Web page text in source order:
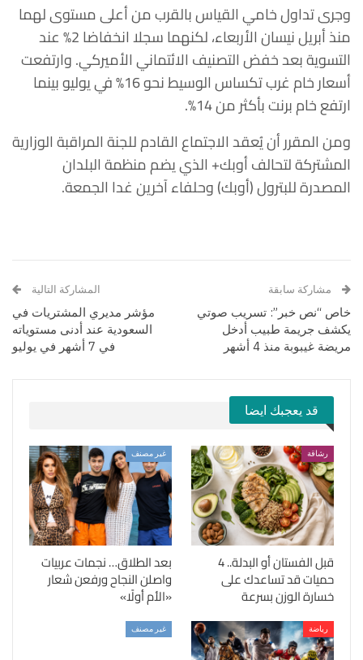
وجرى تداول خامي القياس بالقرب من أعلى مستوى لهما
منذ أبريل نيسان الأربعاء، لكنهما سجلا انخفاضا 2% عند
التسوية بعد خفض التصنيف الائتماني الأميركي. وارتفعت
أسعار خام غرب تكساس الوسيط نحو 16% في يوليو بينما
ارتفع خام برنت بأكثر من 14%.
ومن المقرر أن يُعقد الاجتماع القادم للجنة المراقبة الوزارية
المشتركة لتحالف أوبك+ الذي يضم منظمة البلدان
المصدرة للبترول (أوبك) وحلفاء آخرين غدا الجمعة.
مشاركة سابقة
خاص “نص خبر”: تسريب صوتي
يكشف جريمة طبيب أدخل
مريضة غيبوبة منذ 4 أشهر
المشاركة التالية
مؤشر مديري المشتريات في
السعودية عند أدنى مستوياته
في 7 أشهر في يوليو
قد يعجبك ايضا
رشاقة
قبل الفستان أو البدلة.. 4
حميات قد تساعدك على
خسارة الوزن بسرعة
غير مصنف
بعد الطلاق… نجمات عربيات
واصلن النجاح ورفعن شعار
«الأم أولًا»
رياضة غير مصنف